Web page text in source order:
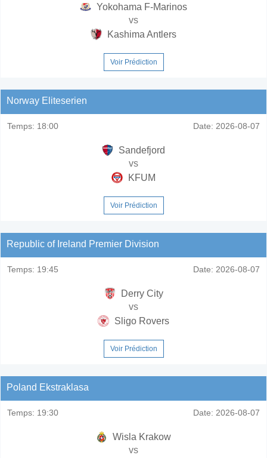
Yokohama F-Marinos
vs
Kashima Antlers
Voir Prédiction
Norway Eliteserien
Temps: 18:00 Date: 2026-08-07
Sandefjord
vs
KFUM
Voir Prédiction
Republic of Ireland Premier Division
Temps: 19:45 Date: 2026-08-07
Derry City
vs
Sligo Rovers
Voir Prédiction
Poland Ekstraklasa
Temps: 19:30 Date: 2026-08-07
Wisla Krakow
vs